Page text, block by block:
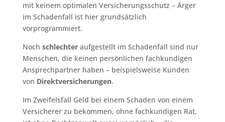
mit keinem optimalen Versicherungsschutz – Ärger
im Schadenfall ist hier grundsätzlich
vorprogrammiert.
Noch schlechteraufgestellt im Schadenfall sind nur
Menschen, die keinen persönlichen fachkundigen
Ansprechpartner haben – beispielsweise Kunden
von Direktversicherungen.
Im Zweifelsfall Geld bei einem Schaden von einem
Versicherer zu bekommen, ohne fachkundigen Rat,